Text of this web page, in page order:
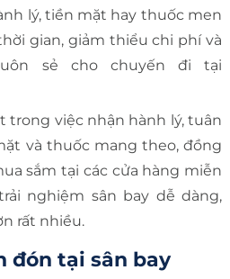
lý, tiền mặt hay thuốc men
gian, giảm thiểu chi phí và
sẻ cho chuyến đi tại
trong việc nhận hành lý, tuân
và thuốc mang theo, đồng
sắm tại các cửa hàng miễn
nghiệm sân bay dễ dàng,
rất nhiều.
đón tại sân bay